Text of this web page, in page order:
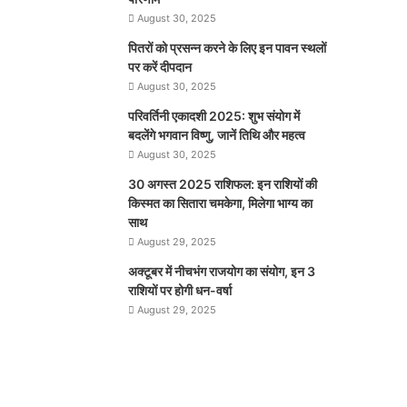
August 30, 2025
पितरों को प्रसन्न करने के लिए इन पावन स्थलों
पर करें दीपदान
August 30, 2025
परिवर्तिनी एकादशी 2025: शुभ संयोग में
बदलेंगे भगवान विष्णु, जानें तिथि और महत्व
August 30, 2025
30 अगस्त 2025 राशिफल: इन राशियों की
किस्मत का सितारा चमकेगा, मिलेगा भाग्य का
साथ
August 29, 2025
अक्टूबर में नीचभंग राजयोग का संयोग, इन 3
राशियों पर होगी धन-वर्षा
August 29, 2025